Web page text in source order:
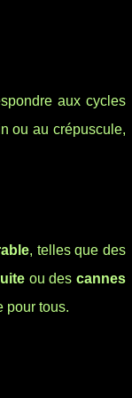
aux cycles
ou au crépuscule,
, telles que des
ou descannes
pour tous.